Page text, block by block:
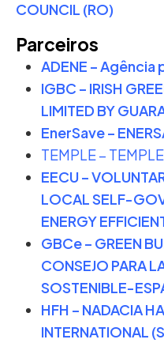
COUNCIL (RO)
Parceiros
ADENE – Agência
IGBC – IRISH
LIMITED BY
EnerSave –
TEMPLE –
EECU –
LOCAL SELF-
ENERGY
GBCe – GREEN
CONSEJO PARA
SOSTENIBLE-
HFH – NADACIA
INTERNATIONAL